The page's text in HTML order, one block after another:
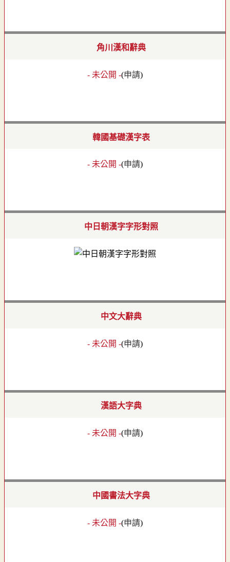
角川漢和辭典
- 未公開 -(申請)
韓國基礎漢字表
- 未公開 -(申請)
中日朝漢字字形對照
中文大辭典
- 未公開 -(申請)
漢語大字典
- 未公開 -(申請)
中國書法大字典
- 未公開 -(申請)